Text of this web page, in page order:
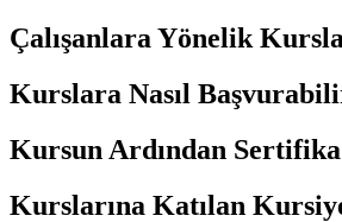
Çalışanlara Yönelik
Kurslara Nasıl
Kursun Ardından
Kurslarına Katılan